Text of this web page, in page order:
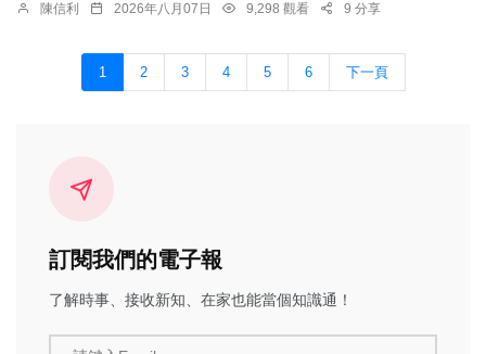
陳信利 2026年八月07日 9,298 觀看 9 分享
1 2 3 4 5 6 下一頁
訂閱我們的電子報
了解時事、接收新知、在家也能當個知識通！